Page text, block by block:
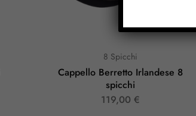
8 Spicchi
Cappello Berretto Irlandese 8
spicchi
119,00 €